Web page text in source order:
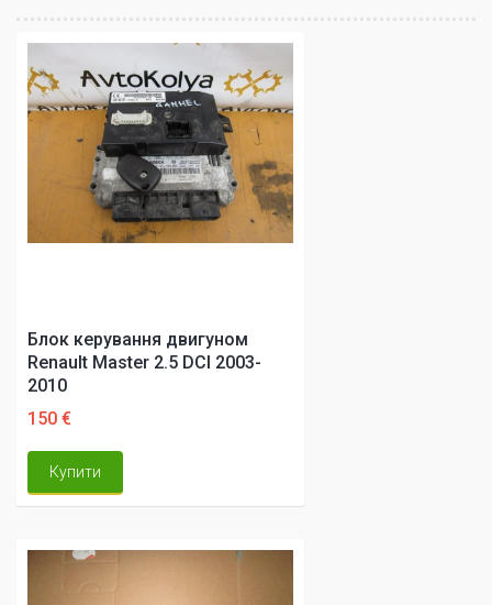
Блок керування двигуном
Renault Master 2.5 DCI 2003-
2010
150 €
Купити